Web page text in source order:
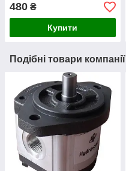
480 ₴
Купити
Подібні товари компанії